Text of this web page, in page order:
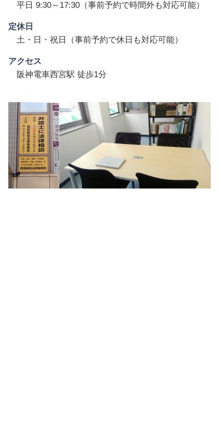
平日 9:30～17:30（事前予約で時間外も対応可能）
定休日
土・日・祝日（事前予約で休日も対応可能）
アクセス
阪神電車西宮駅 徒歩1分